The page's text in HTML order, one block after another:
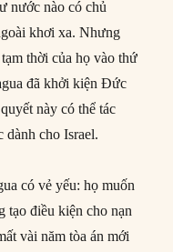
nước nào có chủ
khơi xa. Nhưng
thời của họ vào thứ
đã khởi kiện Đức
này có thể tác
dành cho Israel.
có vẻ yếu: họ muốn
tạo điều kiện cho nạn
vài năm tòa án mới